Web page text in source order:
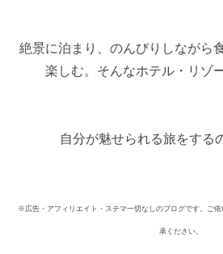
絶景に泊まり、のんびりしながら
楽しむ。そんなホテル・リゾ
自分が魅せられる旅をする
※広告・アフィリエイト・ステマ一切なしのブログです。ご
承ください。